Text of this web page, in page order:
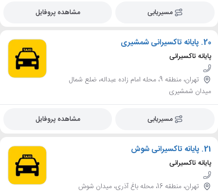
مسیریابی مشاهده پروفایل
20. پایانه تاکسیرانی شمشیری
پایانه تاکسیرانی
تهران، منطقه 9، محله امام زاده عبداله، ضلع شمال
میدان شمشیری
مسیریابی مشاهده پروفایل
21. پایانه تاکسیرانی شوش
پایانه تاکسیرانی
تهران، منطقه 16، محله باغ آذری، میدان شوش